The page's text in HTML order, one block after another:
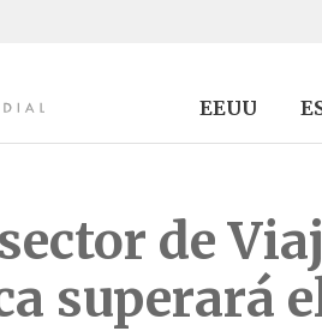
EEUU
de
superará